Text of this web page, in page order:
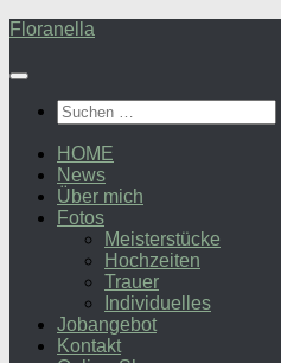
Zum
springen
Floranella
Suchen
nach:
HOME
News
Über mich
Fotos
Meisterstücke
Hochzeiten
Trauer
Individuelles
Jobangebot
Kontakt